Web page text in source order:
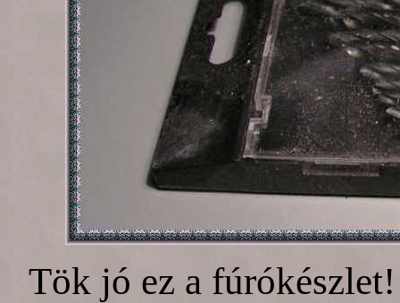
Tök jó ez a